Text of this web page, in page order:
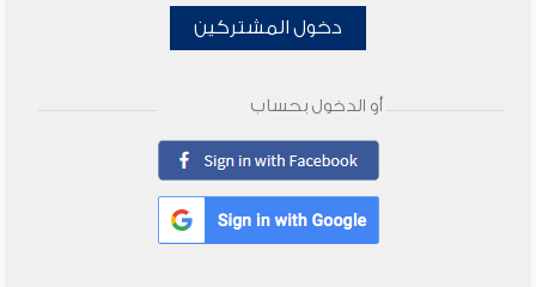
دخول المشتركين
أو الدخول بحساب